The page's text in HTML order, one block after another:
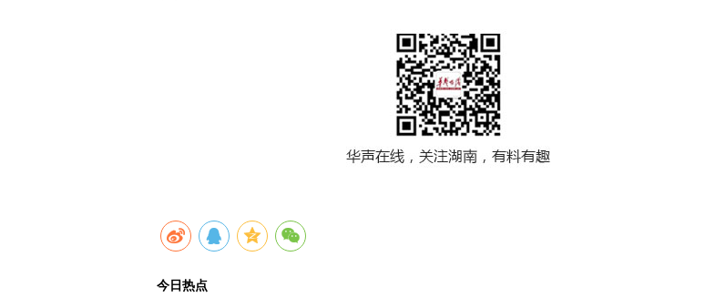
今日热点